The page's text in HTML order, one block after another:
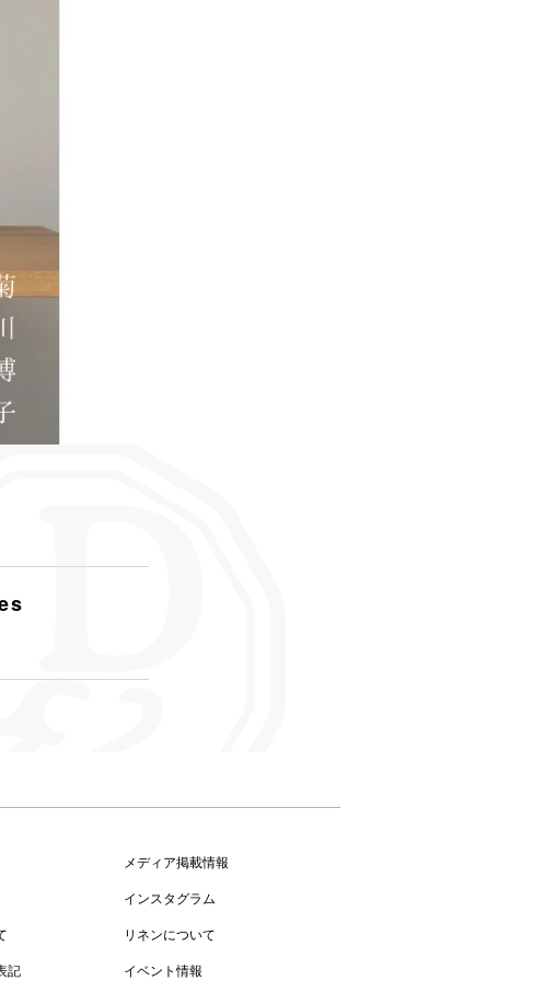
記
メディア掲載情報
インスタグラム
リネンについて
イベント情報